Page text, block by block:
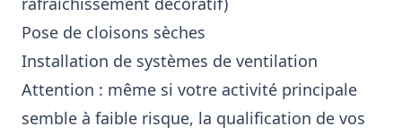
rafraîchissement décoratif)
Pose de cloisons sèches
Installation de systèmes de ventilation
Attention : même si votre activité principale
semble à faible risque, la qualification de vos